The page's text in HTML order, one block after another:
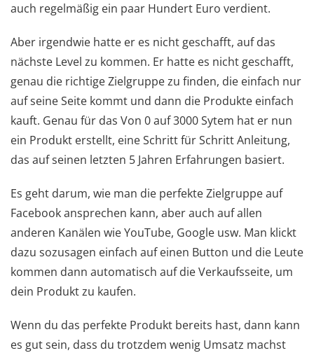
auch regelmäßig ein paar Hundert Euro verdient.
Aber irgendwie hatte er es nicht geschafft, auf das
nächste Level zu kommen. Er hatte es nicht geschafft,
genau die richtige Zielgruppe zu finden, die einfach nur
auf seine Seite kommt und dann die Produkte einfach
kauft. Genau für das Von 0 auf 3000 Sytem hat er nun
ein Produkt erstellt, eine Schritt für Schritt Anleitung,
das auf seinen letzten 5 Jahren Erfahrungen basiert.
Es geht darum, wie man die perfekte Zielgruppe auf
Facebook ansprechen kann, aber auch auf allen
anderen Kanälen wie YouTube, Google usw. Man klickt
dazu sozusagen einfach auf einen Button und die Leute
kommen dann automatisch auf die Verkaufsseite, um
dein Produkt zu kaufen.
Wenn du das perfekte Produkt bereits hast, dann kann
es gut sein, dass du trotzdem wenig Umsatz machst